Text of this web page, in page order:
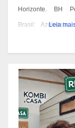
Horizonte. BH
Brasil: Azulejista,
Construções e
Geral, Azulejista,
Alvenaria,
Construções,
OAC! Quando
Leia